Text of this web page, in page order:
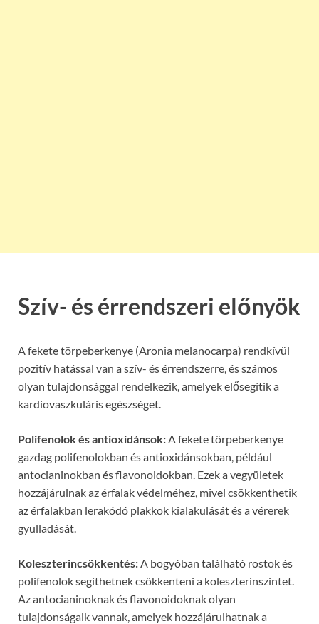
Szív- és érrendszeri előnyök
A fekete törpeberkenye (Aronia melanocarpa) rendkívül
pozitív hatással van a szív- és érrendszerre, és számos
olyan tulajdonsággal rendelkezik, amelyek elősegítik a
kardiovaszkuláris egészséget.
Polifenolok és antioxidánsok: A fekete törpeberkenye
gazdag polifenolokban és antioxidánsokban, például
antocianinokban és flavonoidokban. Ezek a vegyületek
hozzájárulnak az érfalak védelméhez, mivel csökkenthetik
az érfalakban lerakódó plakkok kialakulását és a vérerek
gyulladását.
Koleszterincsökkentés: A bogyóban található rostok és
polifenolok segíthetnek csökkenteni a koleszterinszintet.
Az antocianinoknak és flavonoidoknak olyan
tulajdonságaik vannak, amelyek hozzájárulhatnak a